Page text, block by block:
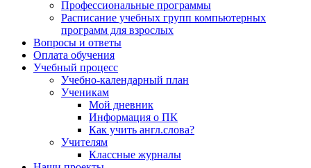
Профессиональные программы
Расписание учебных групп компьютерных
программ для взрослых
Вопросы и ответы
Оплата обучения
Учебный процесс
Учебно-календарный план
Ученикам
Мой дневник
Информация о ПК
Как учить англ.слова?
Учителям
Классные журналы